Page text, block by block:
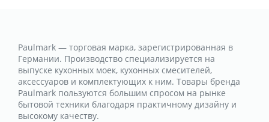
Paulmark — торговая марка, зарегистрированная в
Германии. Производство специализируется на
выпуске кухонных моек, кухонных смесителей,
аксессуаров и комплектующих к ним. Товары бренда
Paulmark пользуются большим спросом на рынке
бытовой техники благодаря практичному дизайну и
высокому качеству.